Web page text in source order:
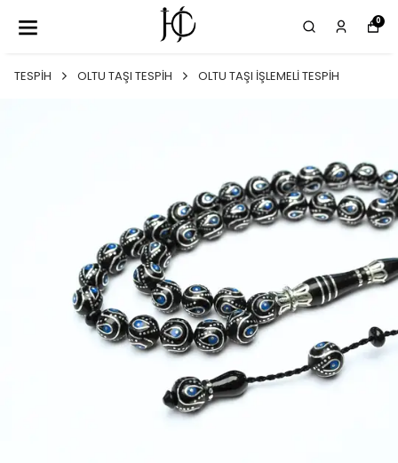
0
TESPİH OLTU TAŞI TESPİH OLTU TAŞI İŞLEMELİ TESPİH